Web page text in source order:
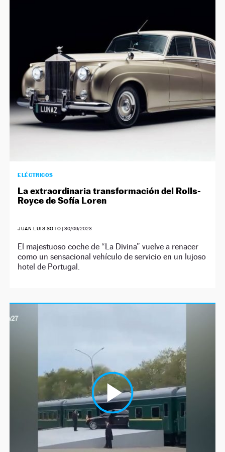
ELÉCTRICOS
La extraordinaria transformación del Rolls-
Royce de Sofía Loren
JUAN LUIS SOTO |30/09/2023
El majestuoso coche de “La Divina” vuelve a renacer
como un sensacional vehículo de servicio en un lujoso
hotel de Portugal.